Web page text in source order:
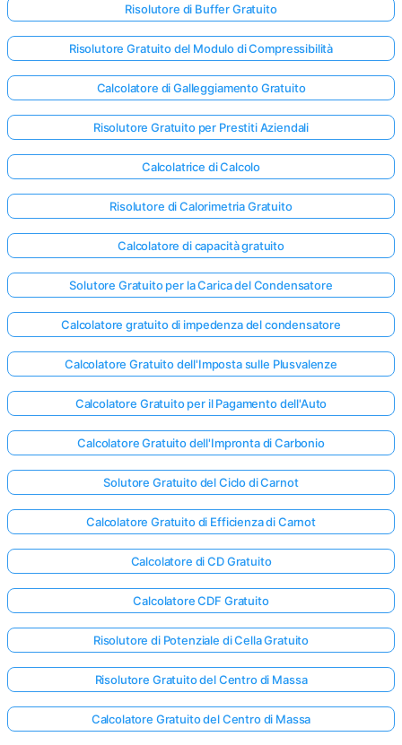
Risolutore di Buffer Gratuito
Risolutore Gratuito del Modulo di Compressibilità
Calcolatore di Galleggiamento Gratuito
Risolutore Gratuito per Prestiti Aziendali
Calcolatrice di Calcolo
Risolutore di Calorimetria Gratuito
Calcolatore di capacità gratuito
Solutore Gratuito per la Carica del Condensatore
Calcolatore gratuito di impedenza del condensatore
Calcolatore Gratuito dell'Imposta sulle Plusvalenze
Calcolatore Gratuito per il Pagamento dell'Auto
Calcolatore Gratuito dell'Impronta di Carbonio
Solutore Gratuito del Ciclo di Carnot
Calcolatore Gratuito di Efficienza di Carnot
Calcolatore di CD Gratuito
Calcolatore CDF Gratuito
Risolutore di Potenziale di Cella Gratuito
Risolutore Gratuito del Centro di Massa
Calcolatore Gratuito del Centro di Massa